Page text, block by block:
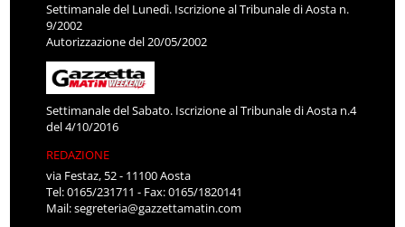
Settimanale del Lunedì. Iscrizione al Tribunale di Aosta n.
9/2002
Autorizzazione del 20/05/2002
Settimanale del Sabato. Iscrizione al Tribunale di Aosta n.4
del 4/10/2016
REDAZIONE
via Festaz, 52 - 11100 Aosta
Tel: 0165/231711 - Fax: 0165/1820141
Mail:segreteria@gazzettamatin.com